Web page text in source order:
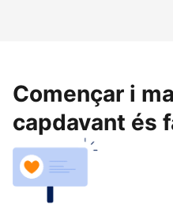
Començar i
capdavant és